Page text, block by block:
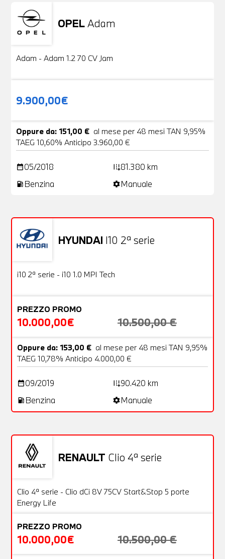
OPELAdam
Usato
Adam - Adam 1.2 70 CV Jam
9.900,00€
Oppure da: 151,00 € al mese per 48 mesi TAN 9,95%
TAEG 10,60% Anticipo 3.960,00 €
date_range05/2018 add_road81.380 km
local_gas_station Benzina settingsManuale
HYUNDAI I10 2ª serie
OFFERTA
Usato
i10 2ª serie - i10 1.0 MPI Tech
PREZZO PROMO
10.000,00€ 10.500,00 €
Oppure da: 153,00 € al mese per 48 mesi TAN 9,95%
TAEG 10,78% Anticipo 4.000,00 €
date_range09/2019 add_road90.420 km
local_gas_station Benzina settingsManuale
RENAULT Clio 4ª serie
OFFERTA
Usato
Clio 4ª serie - Clio dCi 8V 75CV Start&Stop 5 porte
Energy Life
PREZZO PROMO
10.000,00€ 10.500,00 €